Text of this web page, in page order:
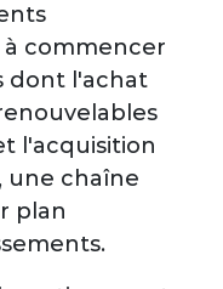
commencer
dont l'achat
l'acquisition
une chaîne
plan